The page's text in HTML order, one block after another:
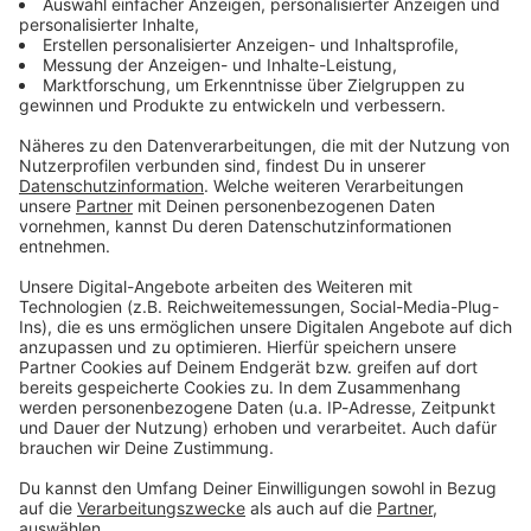
05.08.2026 22:00 / 2min
Audiotitel - Nachgedacht: Zeltaufbau
Nachgedacht: Zeltaufbau
04.08.2026 22:00 / 2min
Audiotitel - Nachgedacht: Schneebesen
Nachgedacht: Schneebesen